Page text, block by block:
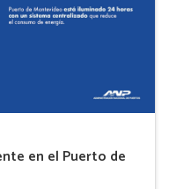
en el Puerto de